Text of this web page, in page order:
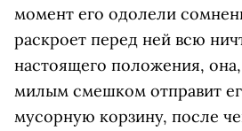
момент его одолели
раскроет перед ней всю
настоящего положения,
милым смешком отправит
мусорную корзину, после